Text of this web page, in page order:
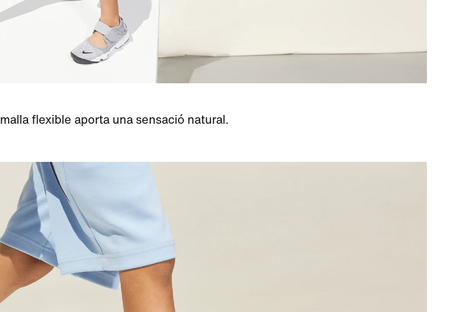
flexible aporta una sensació natural.